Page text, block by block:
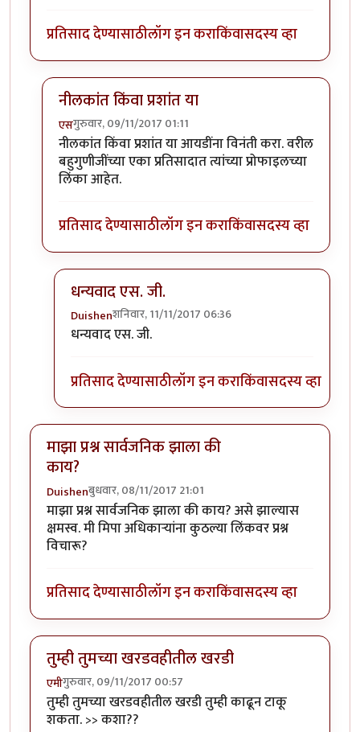
प्रतिसाद देण्यासाठीलॉग इन कराकिंवासदस्य व्हा
नीलकांत किंवा प्रशांत या
एसगुरुवार, 09/11/2017 01:11
In reply toपासवर्ड संबंधित...byDuishen
नीलकांत किंवा प्रशांत या आयडींना विनंती करा. वरील
बहुगुणीजींच्या एका प्रतिसादात त्यांच्या प्रोफाइलच्या
लिंका आहेत.
प्रतिसाद देण्यासाठीलॉग इन कराकिंवासदस्य व्हा
धन्यवाद एस. जी.
Duishenशनिवार, 11/11/2017 06:36
In reply toनीलकांत किंवा प्रशांत या
धन्यवाद एस. जी.
प्रतिसाद देण्यासाठीलॉग इन कराकिंवासदस्य व्हा
माझा प्रश्न सार्वजनिक झाला की
काय?
Duishenबुधवार, 08/11/2017 21:01
माझा प्रश्न सार्वजनिक झाला की काय? असे झाल्यास
क्षमस्व. मी मिपा अधिकाऱ्यांना कुठल्या लिंकवर प्रश्न
विचारू?
प्रतिसाद देण्यासाठीलॉग इन कराकिंवासदस्य व्हा
तुम्ही तुमच्या खरडवहीतील खरडी
एमीगुरुवार, 09/11/2017 00:57
तुम्ही तुमच्या खरडवहीतील खरडी तुम्ही काढून टाकू
शकता. >> कशा??